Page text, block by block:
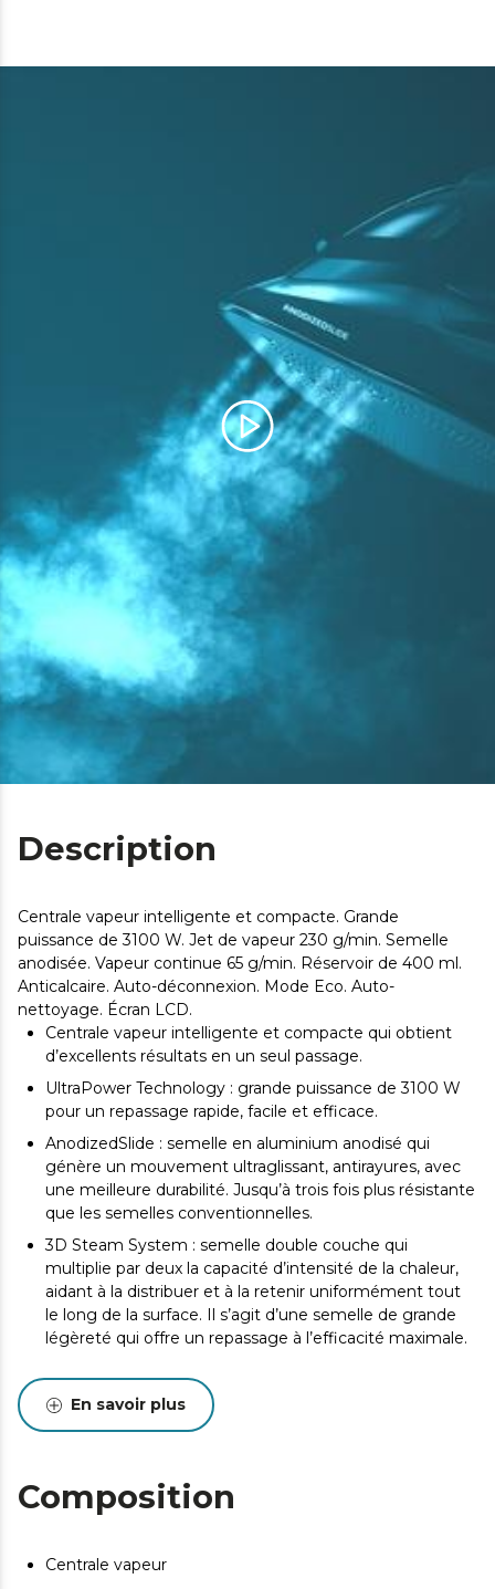
Description
Centrale vapeur intelligente et compacte. Grande
puissance de 3100 W. Jet de vapeur 230 g/min. Semelle
anodisée. Vapeur continue 65 g/min. Réservoir de 400 ml.
Anticalcaire. Auto-déconnexion. Mode Eco. Auto-
nettoyage. Écran LCD.
Centrale vapeur intelligente et compacte qui obtient
d’excellents résultats en un seul passage.
UltraPower Technology : grande puissance de 3100 W
pour un repassage rapide, facile et efficace.
AnodizedSlide : semelle en aluminium anodisé qui
génère un mouvement ultraglissant, antirayures, avec
une meilleure durabilité. Jusqu’à trois fois plus résistante
que les semelles conventionnelles.
3D Steam System : semelle double couche qui
multiplie par deux la capacité d’intensité de la chaleur,
aidant à la distribuer et à la retenir uniformément tout
le long de la surface. Il s’agit d’une semelle de grande
légèreté qui offre un repassage à l’efficacité maximale.
pression continue de vapeur maximale jusqu’à 65 g/min.
SensorTouch : capteur tactile avec technologie
bouton.
programmes de repassage différents qui ajuste la
En savoir plus
Composition
Centrale vapeur